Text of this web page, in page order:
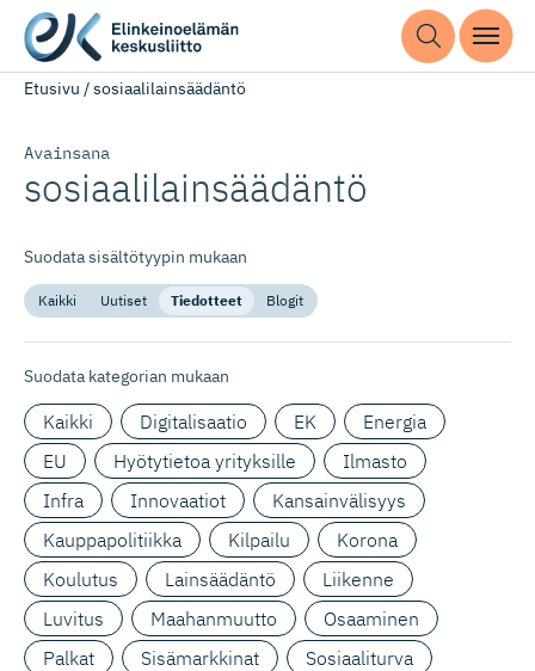
Etusivu /sosiaalilainsäädäntö
Avainsana
sosiaalilain­säädäntö
Suodata sisältötyypin mukaan
Kaikki Uutiset Tiedotteet Blogit
Suodata kategorian mukaan
Kaikki Digitalisaatio EK
Energia
EU
Hyötytietoa yrityksille
Ilmasto
Infra
Innovaatiot
Kansainvälisyys
Kauppapolitiikka
Kilpailu
Korona
Koulutus
Lainsäädäntö
Liikenne
Luvitus
Maahanmuutto
Osaaminen
Palkat
Sisämarkkinat
Sosiaaliturva